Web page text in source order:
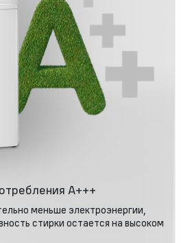
А+++
меньше электроэнергии,
стирки остается на высоком